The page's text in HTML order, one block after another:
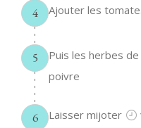
4 Ajouter les
5
Puis les herbes
poivre
6 Laisser mijoter